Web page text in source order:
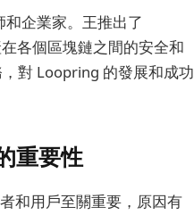
企業家。王推出了
各個區塊鏈之間的安全和
對 Loopring 的發展和成功
重要性
和用戶至關重要，原因有